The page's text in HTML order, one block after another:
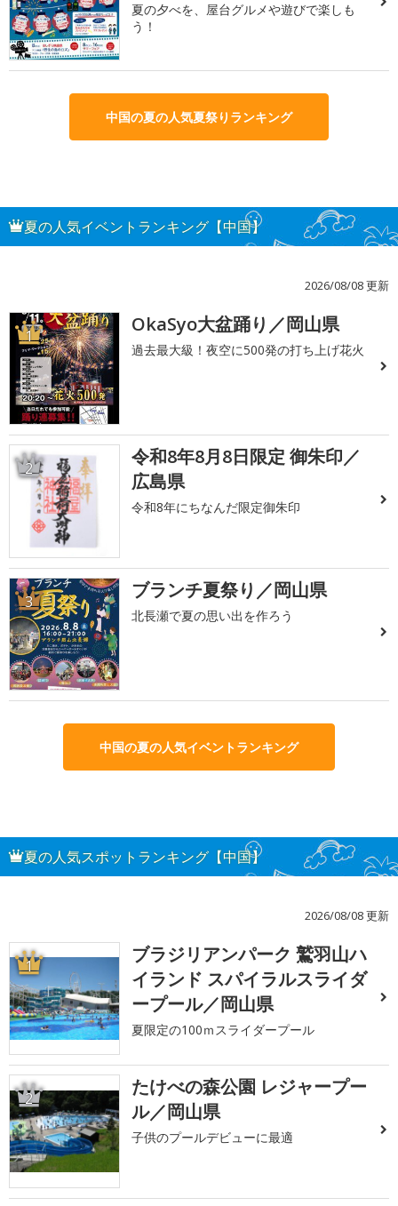
夏の夕べを、屋台グルメや遊びで楽しも
う！
中国の夏の人気夏祭りランキング
夏の人気イベントランキング【中国】
2026/08/08 更新
1 OkaSyo大盆踊り／岡山県
過去最大級！夜空に500発の打ち上げ花火
2
令和8年8月8日限定 御朱印／
広島県
令和8年にちなんだ限定御朱印
3 ブランチ夏祭り／岡山県
北長瀬で夏の思い出を作ろう
中国の夏の人気イベントランキング
夏の人気スポットランキング【中国】
2026/08/08 更新
1
ブラジリアンパーク 鷲羽山ハ
イランド スパイラルスライダ
ープール／岡山県
夏限定の100ｍスライダープール
2
たけべの森公園 レジャープー
ル／岡山県
子供のプールデビューに最適